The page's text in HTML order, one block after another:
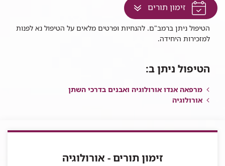
תפריט
זימון תוריםלחץ
למעבר
לתוכן
הטיפול ניתן ברמב"ם. להנחיות ופרטים מלאים על הטיפול נא לפנות
למזכירות היחידה.
הטיפול ניתן ב:
מרפאה אנדו אורולוגיה ואבנים בדרכי השתן
אורולוגיה
זימון תורים - אורולוגיה